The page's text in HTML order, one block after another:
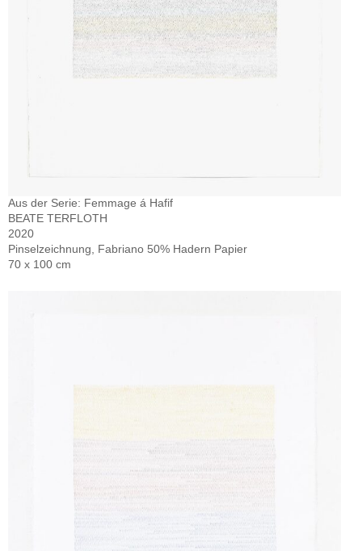
Aus der Serie: Femmage á Hafif
BEATE TERFLOTH
2020
Pinselzeichnung, Fabriano 50% Hadern Papier
70 x 100 cm